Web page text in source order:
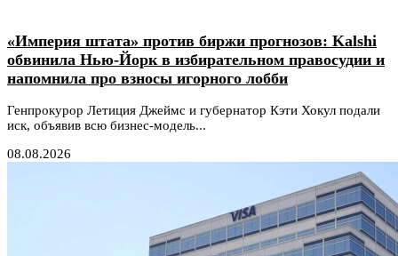
«Империя штата» против биржи прогнозов: Kalshi
обвинила Нью-Йорк в избирательном правосудии и
напомнила про взносы игорного лобби
Генпрокурор Летиция Джеймс и губернатор Кэти Хокул подали
иск, объявив всю бизнес-модель...
08.08.2026